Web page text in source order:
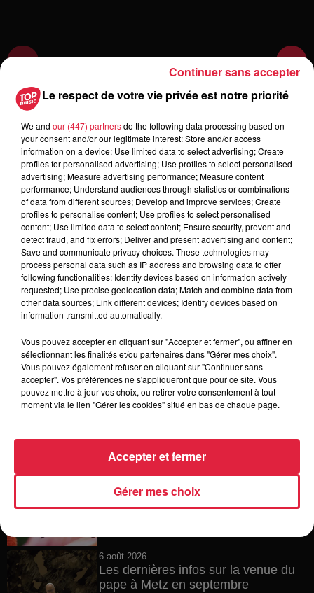
Toute l'actu
6h38
Les sentiers poussettes de la Vallée
de Villé
6 août 2026
À Hoerdt, de l’eau brune sort des
robinets
6 août 2026
Tags antisémites à Strasbourg :
Catherine Trautmann réagit
6 août 2026
Au zoo de Mulhouse : rencontre
avec les flamants rouges
6 août 2026
Les dernières infos sur la venue du
pape à Metz en septembre
Le respect de votre vie privée est notre priorité
We and our (447) partnersdo the following data processing based on
your consent and/or our legitimate interest: Store and/or access
information on a device; Use limited data to select advertising; Create
profiles for personalised advertising; Use profiles to select personalised
advertising; Measure advertising performance; Measure content
performance; Understand audiences through statistics or combinations
of data from different sources; Develop and improve services; Create
profiles to personalise content; Use profiles to select personalised
content; Use limited data to select content; Ensure security, prevent and
detect fraud, and fix errors; Deliver and present advertising and content;
Save and communicate privacy choices. These technologies may
process personal data such as IP address and browsing data to offer
following functionalities: Identify devices based on information actively
requested; Use precise geolocation data; Match and combine data from
other data sources; Link different devices; Identify devices based on
information transmitted automatically.
Vous pouvez accepter en cliquant sur "Accepter et fermer", ou affiner en
sélectionnant les finalités et/ou partenaires dans "Gérer mes choix".
Vous pouvez également refuser en cliquant sur "Continuer sans
accepter". Vos préférences ne s'appliqueront que pour ce site. Vous
pouvez mettre à jour vos choix, ou retirer votre consentement à tout
moment via le lien "Gérer les cookies" situé en bas de chaque page.
Gérer mes choix
Accepter et fermer
Continuer sans accepter